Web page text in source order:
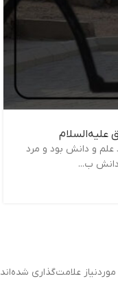
علیه‌السلام
علم و دانش بود و مرد
دانش ب...
علامت‌گذاری شده‌اند